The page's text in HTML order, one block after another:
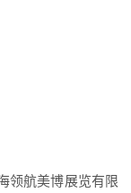
领航美博展览有限